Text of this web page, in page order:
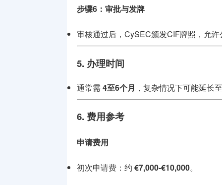
步骤6：审批与发牌
审核通过后，CySEC颁发CIF牌照，允
5. 办理时间
通常需 4至6个月 ，复杂情况下可能延长
6. 费用参考
申请费用
初次申请费：约 €7,000-€10,000。